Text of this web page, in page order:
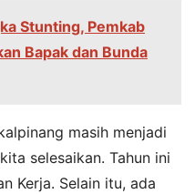
Stunting, Pemkab
Bapak dan Bunda
masih menjadi
selesaikan. Tahun ini
Kerja. Selain itu, ada